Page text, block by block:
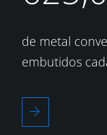
de metal
embutidos